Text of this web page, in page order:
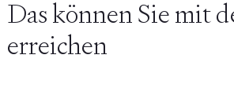
Das können Sie mit
erreichen